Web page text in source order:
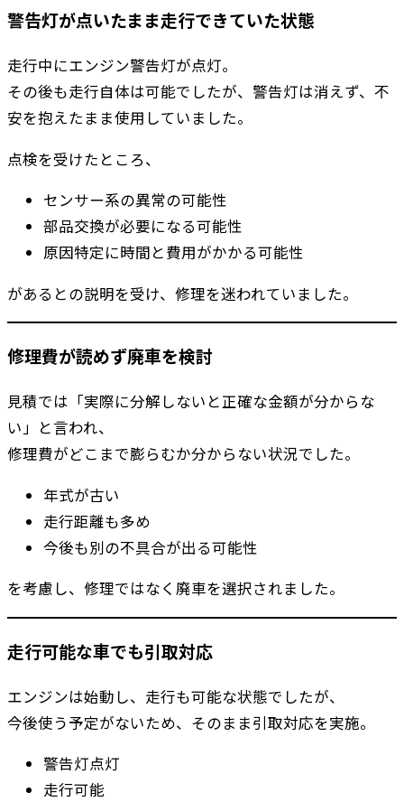
警告灯が点いたまま走行できていた状態
走行中にエンジン警告灯が点灯。
その後も走行自体は可能でしたが、警告灯は消えず、不
安を抱えたまま使用していました。
点検を受けたところ、
センサー系の異常の可能性
部品交換が必要になる可能性
原因特定に時間と費用がかかる可能性
があるとの説明を受け、修理を迷われていました。
修理費が読めず廃車を検討
見積では「実際に分解しないと正確な金額が分からな
い」と言われ、
修理費がどこまで膨らむか分からない状況でした。
年式が古い
走行距離も多め
今後も別の不具合が出る可能性
を考慮し、修理ではなく廃車を選択されました。
走行可能な車でも引取対応
エンジンは始動し、走行も可能な状態でしたが、
今後使う予定がないため、そのまま引取対応を実施。
警告灯点灯
走行可能